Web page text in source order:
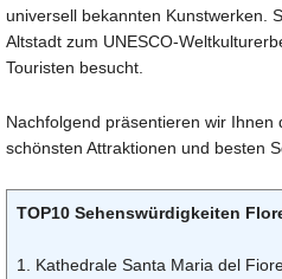
universell bekannten Kunstwerken.
Altstadt zum UNESCO-
Touristen besucht.
Nachfolgend präsentieren wir Ihnen
schönsten Attraktionen und besten
TOP10 Sehenswürdigkeiten
1. Kathedrale Santa Maria del